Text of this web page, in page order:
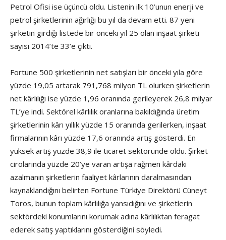
Petrol Ofisi ise üçüncü oldu. Listenin ilk 10’unun enerji ve
petrol şirketlerinin ağırlığı bu yıl da devam etti. 87 yeni
şirketin girdiği listede bir önceki yıl 25 olan inşaat şirketi
sayısı 2014’te 33’e çıktı.
Fortune 500 şirketlerinin net satışları bir önceki yıla göre
yüzde 19,05 artarak 791,768 milyon TL olurken şirketlerin
net kârlılığı ise yüzde 1,96 oranında gerileyerek 26,8 milyar
TL’ye indi. Sektörel kârlılık oranlarına bakıldığında üretim
şirketlerinin kârı yıllık yüzde 15 oranında gerilerken, inşaat
firmalarının kârı yüzde 17,6 oranında artış gösterdi. En
yüksek artış yüzde 38,9 ile ticaret sektöründe oldu. Şirket
cirolarında yüzde 20’ye varan artışa rağmen kârdaki
azalmanın şirketlerin faaliyet kârlarının daralmasından
kaynaklandığını belirten Fortune Türkiye Direktörü Cüneyt
Toros, bunun toplam kârlılığa yansıdığını ve şirketlerin
sektördeki konumlarını korumak adına kârlılıktan feragat
ederek satış yaptıklarını gösterdiğini söyledi.